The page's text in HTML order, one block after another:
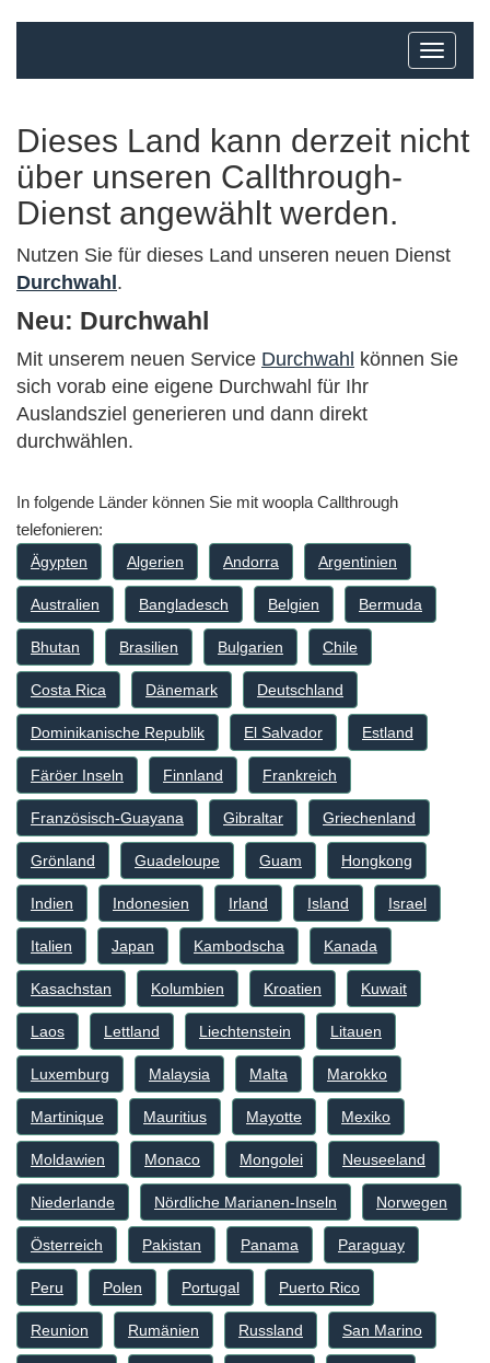
Dieses Land kann derzeit nicht
über unseren Callthrough-
Dienst angewählt werden.
Nutzen Sie für dieses Land unseren neuen Dienst
Durchwahl .
Neu: Durchwahl
Mit unserem neuen Service Durchwahl können Sie
sich vorab eine eigene Durchwahl für Ihr
Auslandsziel generieren und dann direkt
durchwählen.
In folgende Länder können Sie mit woopla Callthrough
telefonieren:
Ägypten Algerien Andorra Argentinien
Australien Bangladesch Belgien Bermuda
Bhutan Brasilien Bulgarien Chile
Costa Rica Dänemark Deutschland
Dominikanische Republik El Salvador Estland
Färöer Inseln Finnland Frankreich
Französisch-Guayana Gibraltar Griechenland
Grönland Guadeloupe Guam Hongkong
Indien Indonesien Irland Island Israel
Italien Japan Kambodscha Kanada
Kasachstan Kolumbien Kroatien Kuwait
Laos Lettland Liechtenstein Litauen
Luxemburg Malaysia Malta Marokko
Martinique Mauritius Mayotte Mexiko
Moldawien Monaco Mongolei Neuseeland
Niederlande Nördliche Marianen-Inseln Norwegen
Österreich Pakistan Panama Paraguay
Peru Polen Portugal Puerto Rico
Reunion Rumänien Russland San Marino